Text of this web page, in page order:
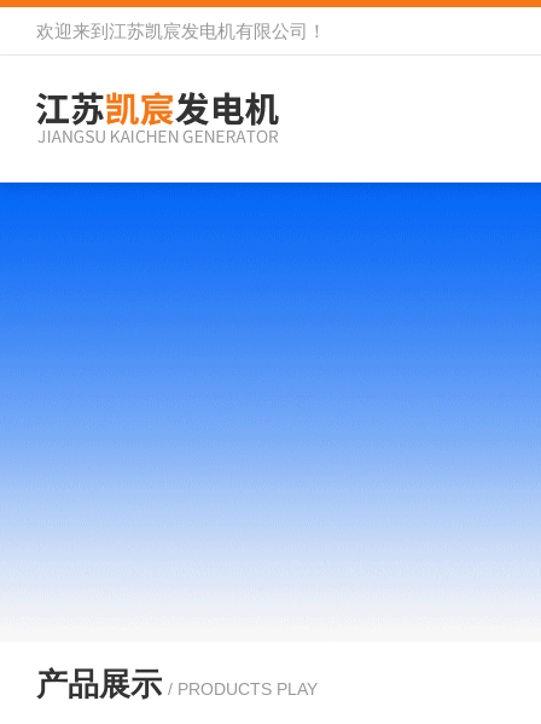
欢迎来到 江苏凯宸发电机有限公司 ！
产品展示 / PRODUCTS PLAY